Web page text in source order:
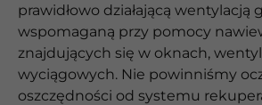
prawidłowo działającą wentylacją
wspomaganą przy pomocy
znajdujących się w oknach,
wyciągowych. Nie powinniśmy
oszczędności od systemu